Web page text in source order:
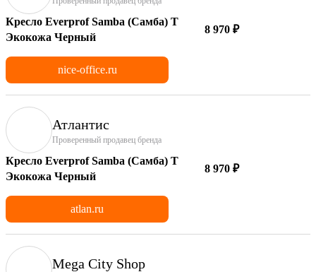
Кресло Everprof Samba (Самба) T
Экокожа Черный
8 970 ₽
nice-office.ru
Атлантис
Проверенный продавец бренда
Кресло Everprof Samba (Самба) T
Экокожа Черный
8 970 ₽
atlan.ru
Mega City Shop